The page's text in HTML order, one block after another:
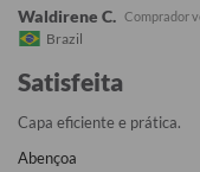
Waldirene C.
Brazil
Satisfeita
Capa eficiente e prática.
Abençoa